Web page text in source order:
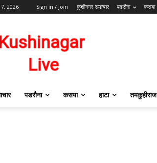
2026 Sign in / Join कुशीनगर समाचार पडरौना कसया
पडरौना कसया हाटा तमकुहीराज